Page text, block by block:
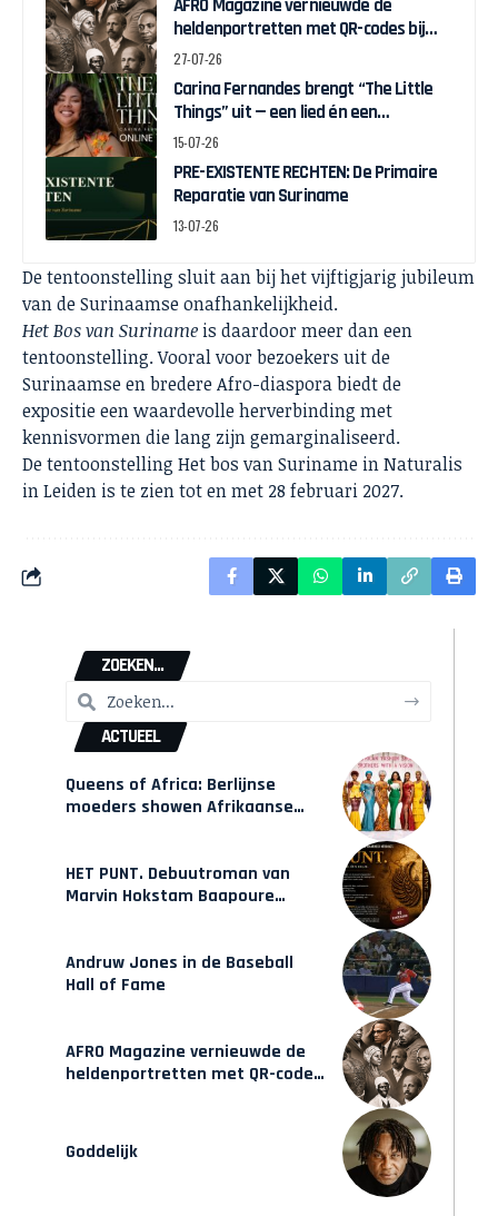
AFRO Magazine vernieuwde de
heldenportretten met QR-codes bij
Assin Manso
27-07-26
Carina Fernandes brengt “The Little
Things” uit — een lied én een
interactieve game over weer in
15-07-26
PRE-EXISTENTE RECHTEN: De Primaire
Reparatie van Suriname
13-07-26
De tentoonstelling sluit aan bij het vijftigjarig jubileum
van de Surinaamse onafhankelijkheid.
Het Bos van Suriname is daardoor meer dan een
tentoonstelling. Vooral voor bezoekers uit de
Surinaamse en bredere Afro-diaspora biedt de
expositie een waardevolle herverbinding met
kennisvormen die lang zijn gemarginaliseerd.
De tentoonstelling Het bos van Suriname in Naturalis
in Leiden is te zien tot en met 28 februari 2027.
ZOEKEN...
ACTUEEL
Queens of Africa: Berlijnse
moeders showen Afrikaanse
HET PUNT. Debuutroman van
Marvin Hokstam Baapoure
Andruw Jones in de Baseball
Hall of Fame
AFRO Magazine vernieuwde de
heldenportretten met QR-codes
Goddelijk